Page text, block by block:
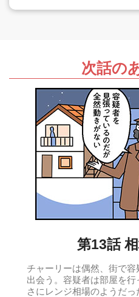
次話の
第13話
チャーリーは偶然、街で
出会う。容疑者は部屋を
さにレンジ相場のようだっ